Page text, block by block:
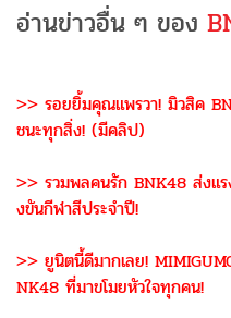
อ่านข่าวอื่น ๆ ของ
>> รอยยิ้มคุณแพรวา! มิวสิค
ชนะทุกสิ่ง! (มีคลิป)
>> รวมพลคนรัก BNK48 ส่งแ
งขันกีฬาสีประจำปี!
>> ยูนิตนี้ดีมากเลย!
NK48 ที่มาขโมยหัวใจทุกคน!